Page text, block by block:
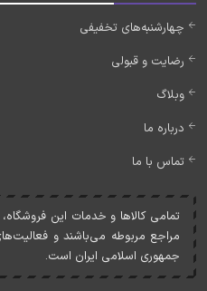
چهارشنبه‌های تخفیفی
رضایت و قبولی
وبلاگ
درباره ما
تماس با ما
تمامی کالاها و خدمات اين
مراجع مربوطه می‌باشند و
جمهوری اسلامی ايران است.